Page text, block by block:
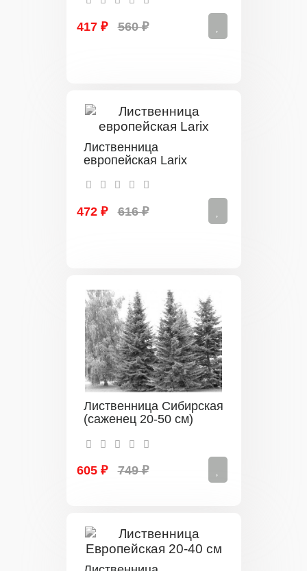
417 ₽ 560 ₽
Лиственница
европейская Larix
472 ₽ 616 ₽
Лиственница Сибирская
(саженец 20-50 см)
605 ₽ 749 ₽